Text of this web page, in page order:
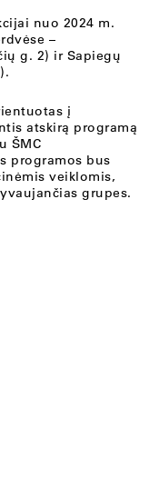
nuo 2024 m.
–
g. 2) ir Sapiegų
į
atskirą programą
ŠMC
programos bus
veiklomis,
grupes.